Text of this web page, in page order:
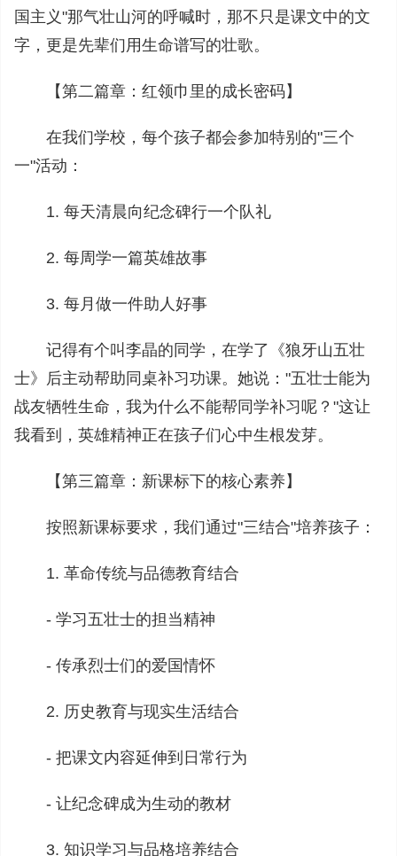
国主义"那气壮山河的呼喊时，那不只是课文中的文
字，更是先辈们用生命谱写的壮歌。
【第二篇章：红领巾里的成长密码】
在我们学校，每个孩子都会参加特别的"三个
一"活动：
1. 每天清晨向纪念碑行一个队礼
2. 每周学一篇英雄故事
3. 每月做一件助人好事
记得有个叫李晶的同学，在学了《狼牙山五壮
士》后主动帮助同桌补习功课。她说："五壮士能为
战友牺牲生命，我为什么不能帮同学补习呢？"这让
我看到，英雄精神正在孩子们心中生根发芽。
【第三篇章：新课标下的核心素养】
按照新课标要求，我们通过"三结合"培养孩子：
1. 革命传统与品德教育结合
- 学习五壮士的担当精神
- 传承烈士们的爱国情怀
2. 历史教育与现实生活结合
- 把课文内容延伸到日常行为
- 让纪念碑成为生动的教材
3. 知识学习与品格培养结合